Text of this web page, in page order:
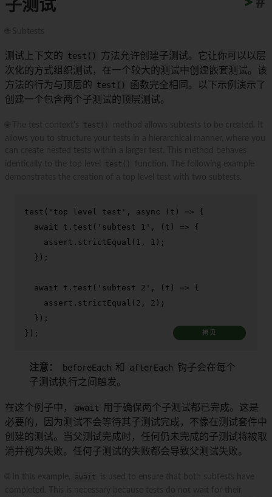
子测试
测试上下文的 test()
方法允许创建子测试。它让你可以以层
次化的方式组织测试，在一个较大的测试中创建嵌套测试。该
方法的行为与顶层的
test()
函数完全相同。以下示例演示了
创建一个包含两个子测试的顶层测试。
test ( 'top level test' , async
(t) => {
await t. test ( 'subtest 1' , ( t ) => {
    assert.
strictEqual ( 1 , 1 );
  });
await t. test ( 'subtest 2' , ( t ) => {
    assert.
strictEqual ( 2 , 2 );
  });
});
拷贝
注意： beforeEach 和 afterEach 钩子会在每个
子测试执行之间触发。
在这个例子中， await
用于确保两个子测试都已完成。这是
必要的，因为测试不会等待其子测试完成，不像在测试套件中
创建的测试。当父测试完成时，任何仍未完成的子测试将被取
消并视为失败。任何子测试的失败都会导致父测试失败。